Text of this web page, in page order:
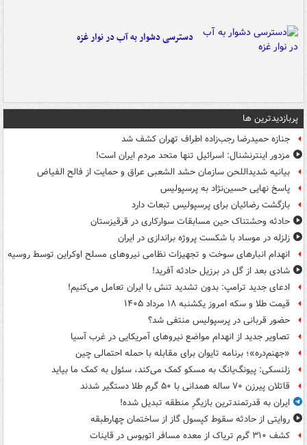
دسترسی دشوار به آب در نوار غزه
پربازدیدترین ها
جنازه حمیدرضا رجب‌زاده اطراف تهران کشف شد
مزدور اینترنشنال: اسرائیل تنها متحد مردم ایران است!
بیانیه شدیداللحن سازمان حشد الشعبی عراق و حمایت از فالح الفیاض
پاسخ نهایی حسین‌نژاد به پرسپولیس
بازگشت رضائیان برای پرسپولیس تبعات دارد
حادثه وحشتناک حین مسابقات سوارکاری در قرقیزستان
زلزله در موساد با شکست پروژه براندازی در ایران
انهدام انبارهای سوخت و تجهیزات نظامی نیروهای مسلح اوکراین توسط روسیه
شادی بعد از گل در برزیل حادثه آفرید!
ادعای جدید ترامپ: بدون تشدید تنش با ایران تعامل می‌کنیم!
قیمت طلا و سکه امروز یکشنبه ۱۸ مرداد ۱۴۰۵
حضور قربانی در پرسپولیس منتفی شد؟
تصاویر جدید از انهدام مواضع نیروهای آمریکایی در غرب آسیا
«جهنم‌دره»؛ برنامه تایوان برای مقابله با حمله احتمالی چین
زلنسکی: پیونگ‌یانگ به مسکو کمک می‌کند، سئول به کمک ما بیاید
قاتلان پیرزن ۷۰ ساله همدانی با ۵۰ گرم طلا دستگیر شدند
ایران به قدرتمندترین بازیگرِ منطقه تبدیل شده!
روایتی از حادثه سقوط کپسول گاز از ساختمان چهارطبقه
کشف ۳۱۰ گرم تریاک از معده مسافر اتوبوس در قاینات